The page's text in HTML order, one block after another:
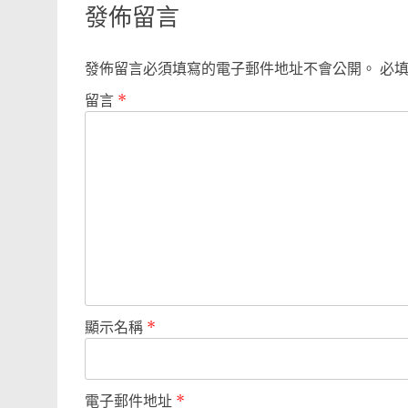
發佈留言
發佈留言必須填寫的電子郵件地址不會公開。 必
留言 *
顯示名稱 *
電子郵件地址 *